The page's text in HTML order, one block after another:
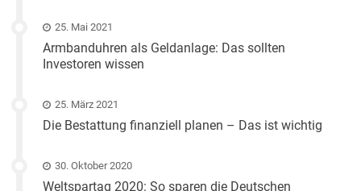
25. Mai 2021
Armbanduhren als Geldanlage: Das sollten
Investoren wissen
25. März 2021
Die Bestattung finanziell planen – Das ist wichtig
30. Oktober 2020
Weltspartag 2020: So sparen die Deutschen